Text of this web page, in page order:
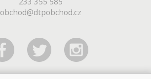
obchod@dtpobchod.cz